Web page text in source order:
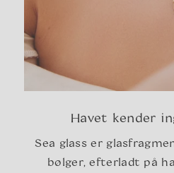
Havet kender
Sea glass er
bølger, efterladt på